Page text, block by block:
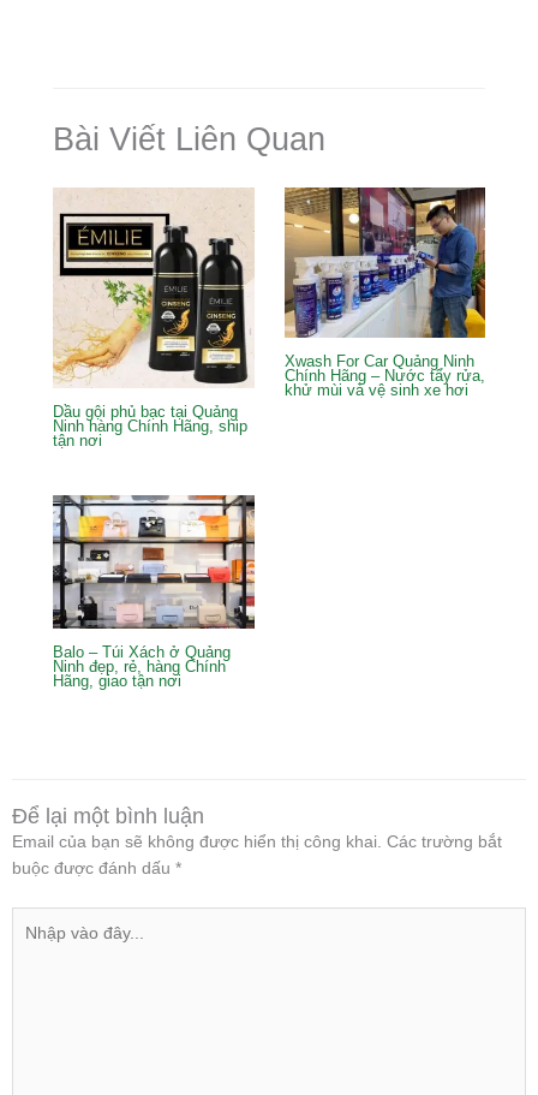
o
k
Bài Viết Liên Quan
Dầu gội phủ bạc tại Quảng
Ninh hàng Chính Hãng, ship
tận nơi
Xwash For Car Quảng Ninh
Chính Hãng – Nước tẩy rửa,
khử mùi và vệ sinh xe hơi
Balo – Túi Xách ở Quảng
Ninh đẹp, rẻ, hàng Chính
Hãng, giao tận nơi
Để lại một bình luận
Email của bạn sẽ không được hiển thị công khai. Các trường bắt
buộc được đánh dấu *